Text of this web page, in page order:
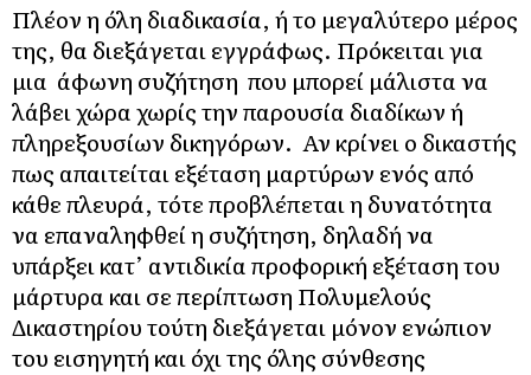
Πλέον η όλη διαδικασία, ή το μεγαλύτερο μέρος
της, θα διεξάγεται εγγράφως. Πρόκειται για
μια άφωνη συζήτηση που μπορεί μάλιστα να
λάβει χώρα χωρίς την παρουσία διαδίκων ή
πληρεξουσίων δικηγόρων. Αν κρίνει ο δικαστής
πως απαιτείται εξέταση μαρτύρων ενός από
κάθε πλευρά, τότε προβλέπεται η δυνατότητα
να επαναληφθεί η συζήτηση, δηλαδή να
υπάρξει κατ’ αντιδικία προφορική εξέταση του
μάρτυρα και σε περίπτωση Πολυμελούς
Δικαστηρίου τούτη διεξάγεται μόνον ενώπιον
του εισηγητή και όχι της όλης σύνθεσης